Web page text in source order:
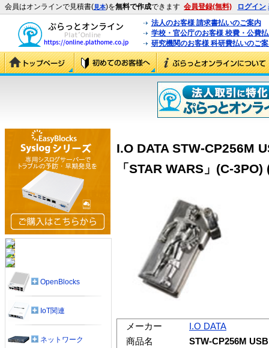
会員はオンラインで見積書(見本)を無料で作成できます 会員登録(無料) ログイン
法人のお客様 請求書払いのご案内
学校・官公庁のお客様 校費・公費
研究機関のお客様 科研費払いのご
I.O DATA STW-CP256M
「STAR WARS」(C-
メーカー
I.O DATA
商品名
STW-CP256M
OpenBlocks
IoT関連
ネットワーク